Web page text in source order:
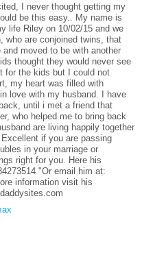
I never thought getting my
be this easy.. My name is
life Riley on 10/02/15 and we
who are conjoined twins, that
moved to be with another
thought they would never see
for the kids but I could not
my heart was filled with
love with my husband. I have
until i met a friend that
who helped me to bring back
are living happily together
if you are passing
in your marriage or
right for you. Here his
"Or email him at:
information visit his